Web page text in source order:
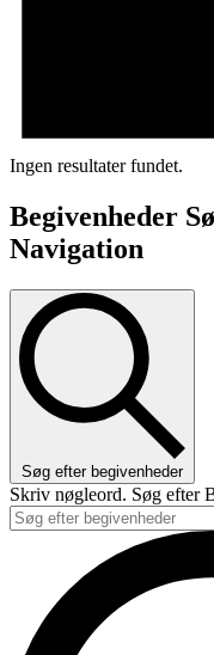
Ingen resultater fundet.
Begivenheder
Navigation
Søg efter begivenheder
Skriv nøgleord. Søg efter